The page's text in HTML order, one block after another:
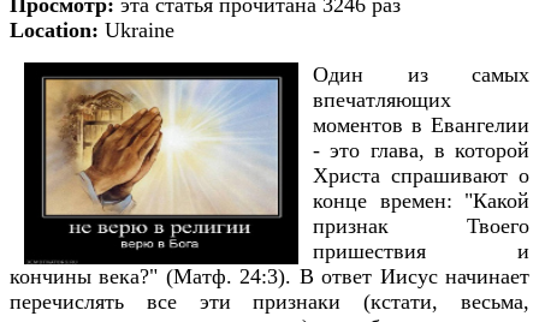
Location: Ukraine
Один из самых
впечатляющих
моментов в Евангелии
- это глава, в которой
Христа спрашивают о
конце времен: "Какой
признак Твоего
пришествия и
кончины века?" (Матф. 24:3). В ответ Иисус начинает
перечислять все эти признаки (кстати, весьма,